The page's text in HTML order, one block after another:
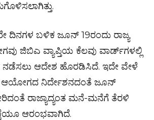
ದಿನಗಳ ಬಳಿಕ ಜೂನ್ 19ರಂದು ರಾಜ್ಯ
ಜಿಬಿಎ ವ್ಯಾಪ್ತಿಯ ಕೆಲವು ವಾರ್ಡ್‌ಗಳಲ್ಲಿ
ನಡೆಸಲು ಆದೇಶ ಹೊರಡಿಸಿದೆ. ಇದೇ ವೇಳೆ
ಆಯೋಗದ ನಿರ್ದೇಶನದಂತೆ ಜೂನ್
ರಾಜ್ಯಾದ್ಯಂತ ಮನೆ-ಮನೆಗೆ ತೆರಳಿ
ಆರಂಭವಾಗಿದೆ.